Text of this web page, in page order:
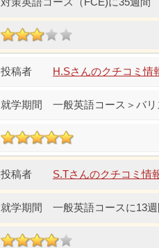
H.Sさんのクチコミ情
一般英語コース＞バ
S.Tさんのクチコミ情
一般英語コースに13週